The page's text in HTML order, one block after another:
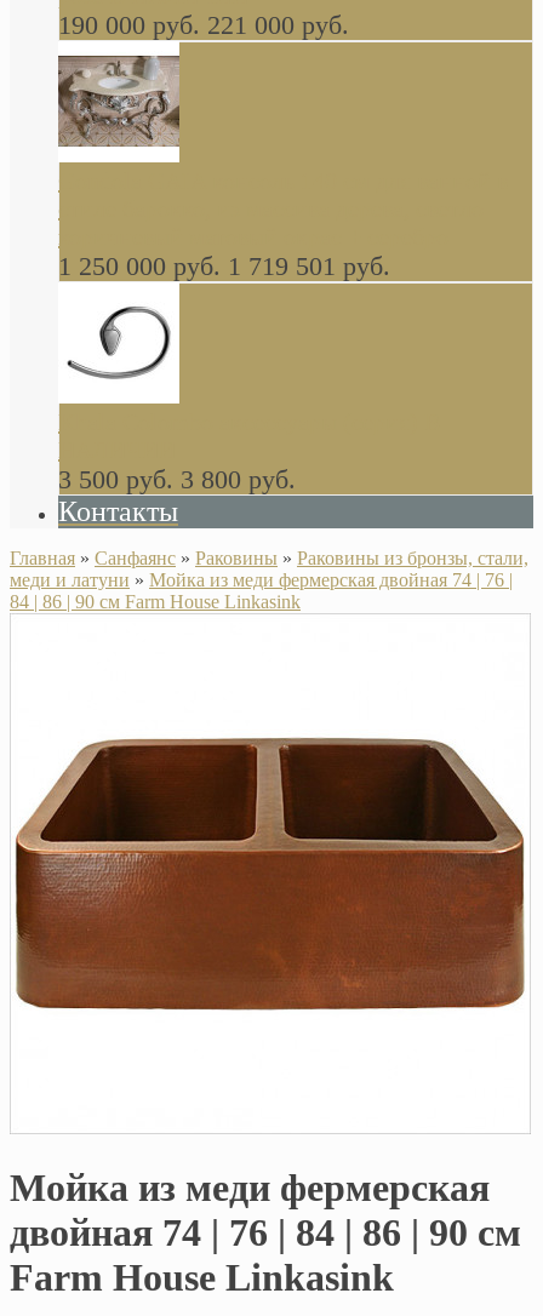
190 000 руб. 221 000 руб.
стиле барокко, из массива дерева, светло
коричневый матовый окрас + серебро
1 250 000 руб. 1 719 501 руб.
Khala Colombo аксессуары (серия) В
НАЛИЧИИ
3 500 руб. 3 800 руб.
Контакты
Главная » Санфаянс » Раковины » Раковины из бронзы, стали,
меди и латуни » Мойка из меди фермерская двойная 74 | 76 |
84 | 86 | 90 см Farm House Linkasink
Мойка из меди фермерская
двойная 74 | 76 | 84 | 86 | 90 см
Farm House Linkasink